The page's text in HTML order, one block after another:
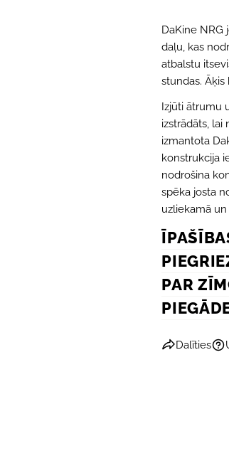
DaKine NRG
daļu, kas
atbalstu
stundas.
Izjūti ātrumu
izstrādāts,
izmantota
konstrukcija
nodrošina
spēka josta
uzliekamā
PAR
Dalīties